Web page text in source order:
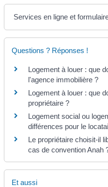
Services en ligne et
Questions ? Réponses !
Logement à louer : que
l'agence immobilière ?
Logement à louer : que
propriétaire ?
Logement social ou
différences pour le
Le propriétaire choisit-il
cas de convention Anah
Et aussi